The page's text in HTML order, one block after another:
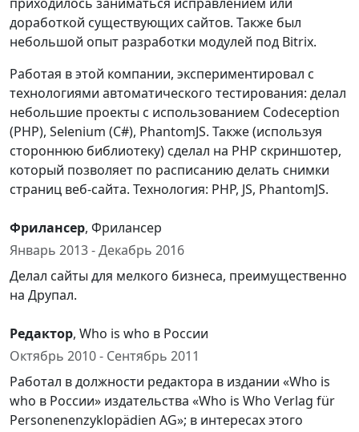
доработкой существующих сайтов. Также был
небольшой опыт разработки модулей под Bitrix.
Работая в этой компании, экспериментировал с
технологиями автоматического тестирования: делал
небольшие проекты с использованием Codeception
(PHP), Selenium (C#), PhantomJS. Также (используя
стороннюю библиотеку) сделал на PHP скриншотер,
который позволяет по расписанию делать снимки
страниц веб-сайта. Технология: PHP, JS, PhantomJS.
Фрилансер, Фрилансер
Январь 2013 - Декабрь 2016
Делал сайты для мелкого бизнеса, преимущественно
на Друпал.
Редактор, Who is who в России
Октябрь 2010 - Сентябрь 2011
Работал в должности редактора в издании «Who is
who в России» издательства «Who is Who Verlag für
Personenenzyklopädien AG»; в интересах этого